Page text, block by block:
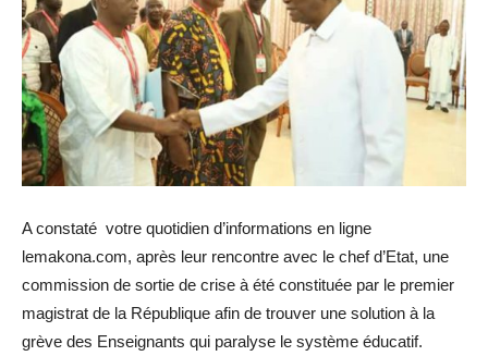
A constaté votre quotidien d’informations en ligne
lemakona.com, après leur rencontre avec le chef d’Etat, une
commission de sortie de crise à été constituée par le premier
magistrat de la République afin de trouver une solution à la
grève des Enseignants qui paralyse le système éducatif.